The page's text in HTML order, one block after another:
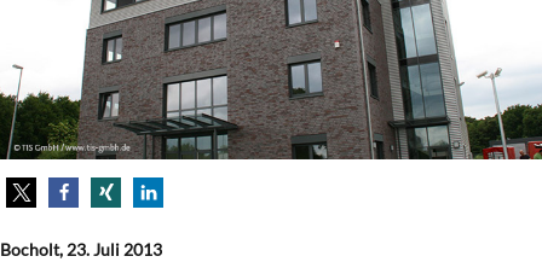
Bocholt, 23. Juli 2013